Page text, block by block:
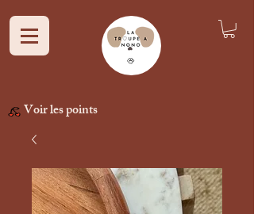
Voir les points